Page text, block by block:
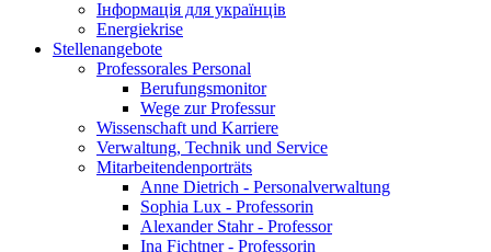
Інформація для українців
Energiekrise
Stellenangebote
Professorales Personal
Berufungsmonitor
Wege zur Professur
Wissenschaft und Karriere
Verwaltung, Technik und Service
Mitarbeitendenporträts
Anne Dietrich - Personalverwaltung
Sophia Lux - Professorin
Alexander Stahr - Professor
Ina Fichtner - Professorin